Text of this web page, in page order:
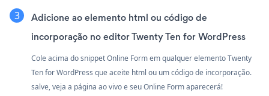
Adicione ao elemento html ou código de
incorporação no editor Twenty Ten for WordPress
Cole acima do snippet Online Form em qualquer elemento Twenty
Ten for WordPress que aceite html ou um código de incorporação.
salve, veja a página ao vivo e seu Online Form aparecerá!